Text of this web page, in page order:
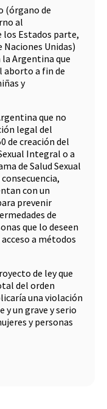
(órgano de
al
los Estados parte,
Unidas)
Argentina que
aborto a fin de
y
que no
legal del
de creación del
Integral o a
de Salud Sexual
con un
prevenir
de
que lo deseen
a métodos
de ley que
del orden
una violación
un grave y serio
y personas